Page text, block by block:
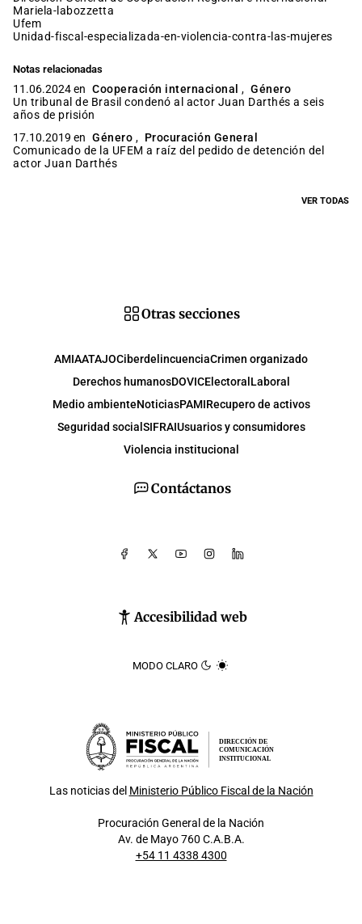
mariela-labozzetta
ufem
unidad-fiscal-especializada-en-violencia-contra-las-mujeres
Notas relacionadas
11.06.2024 en Cooperación internacional , Género
Un tribunal de Brasil condenó al actor Juan Darthés a seis
años de prisión
17.10.2019 en Género , Procuración General
Comunicado de la UFEM a raíz del pedido de detención del
actor Juan Darthés
VER TODAS
Contáctanos
Accesibilidad web
MODO CLARO
Otras secciones
AMIAATAJOCiberdelincuenciaCrimen organizado
Derechos humanosDOVICElectoral Laboral
Medio ambienteNoticiasPAMIRecupero de activos
Seguridad social SIFRAIUsuarios y consumidores
Violencia institucional
DIRECCIÓN DE
COMUNICACIÓN
INSTITUCIONAL
Las noticias del Ministerio Público Fiscal de la Nación
Procuración General de la Nación
Av. de Mayo 760 C.A.B.A.
+54 11 4338 4300